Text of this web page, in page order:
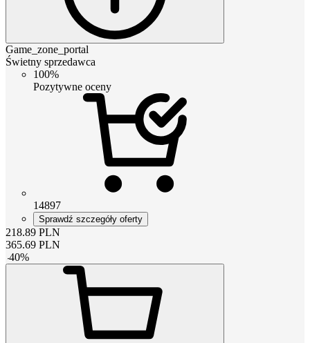
Game_zone_portal
Świetny sprzedawca
100%
Pozytywne oceny
14897
Sprawdź szczegóły oferty
218.89 PLN
365.69 PLN
-40%